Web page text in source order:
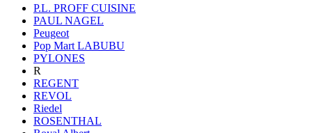
P.L. PROFF CUISINE
PAUL NAGEL
Peugeot
Pop Mart LABUBU
PYLONES
R
REGENT
REVOL
Riedel
ROSENTHAL